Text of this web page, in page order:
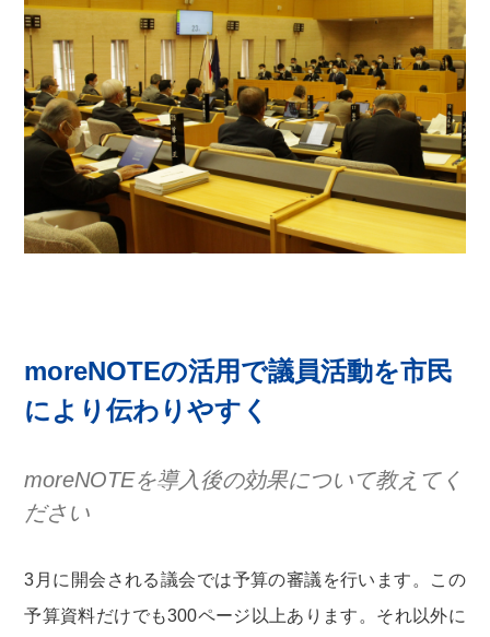
moreNOTEの活用で議員活動を市民
により伝わりやすく
moreNOTEを導入後の効果について教えてく
ださい
3月に開会される議会では予算の審議を行います。この
予算資料だけでも300ページ以上あります。それ以外に